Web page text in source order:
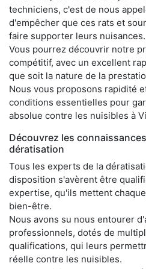
techniciens, c'est de nous
d'empêcher que ces rats et
faire supporter leurs nuisances.
Vous pourrez découvrir notre
compétitif, avec un excellent
que soit la nature de la
Nous vous proposons rapidité
conditions essentielles pour
absolue contre les nuisibles à
Découvrez les
dératisation
Tous les experts de la
disposition s'avèrent être
expertise, qu'ils mettent
bien-être.
Nous avons su nous entourer
professionnels, dotés de
qualifications, qui leurs
réelle contre les nuisibles.